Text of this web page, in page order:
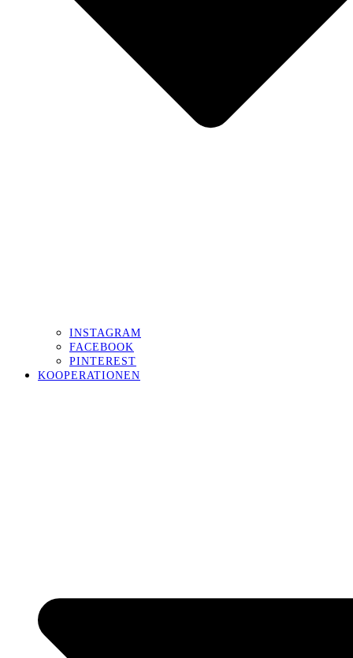
INSTAGRAM
FACEBOOK
PINTEREST
KOOPERATIONEN